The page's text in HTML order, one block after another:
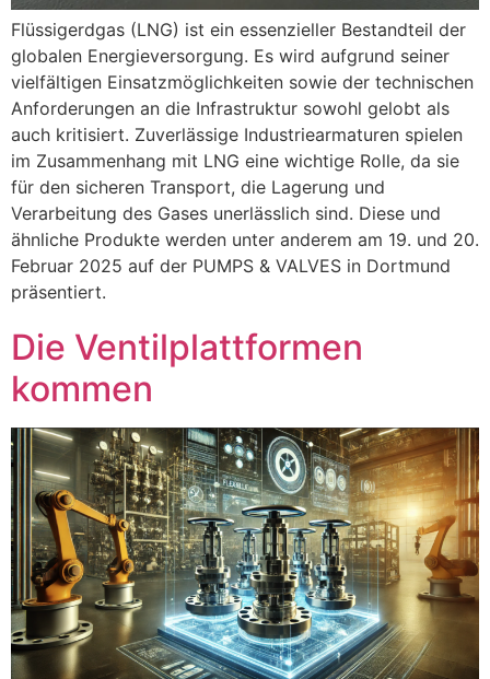
Flüssigerdgas (LNG) ist ein essenzieller Bestandteil der
globalen Energieversorgung. Es wird aufgrund seiner
vielfältigen Einsatzmöglichkeiten sowie der technischen
Anforderungen an die Infrastruktur sowohl gelobt als
auch kritisiert. Zuverlässige Industriearmaturen spielen
im Zusammenhang mit LNG eine wichtige Rolle, da sie
für den sicheren Transport, die Lagerung und
Verarbeitung des Gases unerlässlich sind. Diese und
ähnliche Produkte werden unter anderem am 19. und 20.
Februar 2025 auf der PUMPS & VALVES in Dortmund
präsentiert.
Die Ventilplattformen
kommen